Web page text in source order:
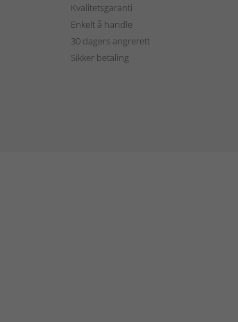
Kvalitetsgaranti
Enkelt å handle
30 dagers angrerett
Sikker betaling